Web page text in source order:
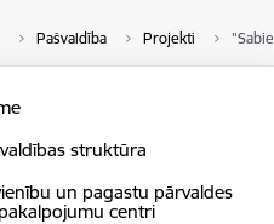
Pašvaldība Projekti
struktūra
un pagastu pārvaldes
centri